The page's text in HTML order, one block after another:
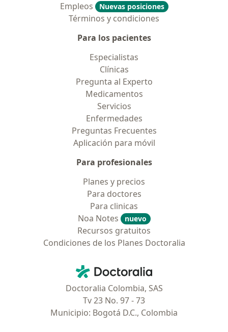
Empleos
Nuevas posiciones
Términos y condiciones
Para los pacientes
Especialistas
Clínicas
Pregunta al Experto
Medicamentos
Servicios
Enfermedades
Preguntas Frecuentes
Aplicación para móvil
Para profesionales
Planes y precios
Para doctores
Para clinicas
Noa Notes
nuevo
Recursos gratuitos
Condiciones de los Planes Doctoralia
Doctoralia - Página de inicio
Doctoralia Colombia, SAS
Tv 23 No. 97 - 73
Municipio: Bogotá D.C., Colombia